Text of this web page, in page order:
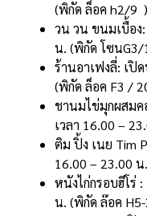
(พิกัด ล็อค h2/9 )
วน วน ขนมเบื้อง:
น. (พิกัด โซนG3/
ร้านอาเฟงลี่: เปิ
(พิกัด ล็อค F3 /
ชานมไข่มุกผสมค
เวลา 16.00 –
ติม ปิ้ง เนย Tim
16.00 – 23.00 น.
หนังไก่กรอบฮีโร่ :
น. (พิกัด ล๊อค